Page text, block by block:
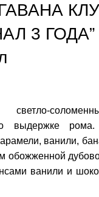
3 ГОДА”
светло-
о выдержке
ванили,
обожженной
ванили и